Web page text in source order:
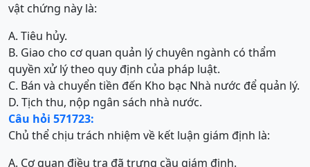
vật chứng này là:
A. Tiêu hủy.
B. Giao cho cơ quan quản lý chuyên ngành có thẩm
quyền xử lý theo quy định của pháp luật.
C. Bán và chuyển tiền đến Kho bạc Nhà nước để quản lý.
D. Tịch thu, nộp ngân sách nhà nước.
Câu hỏi 571723:
Chủ thể chịu trách nhiệm về kết luận giám định là:
A. Cơ quan điều tra đã trưng cầu giám định.